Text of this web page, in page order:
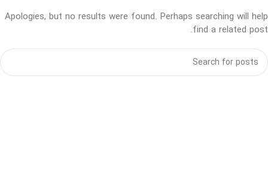
Apologies, but no results were found. Perhaps searching will help
find a related post.